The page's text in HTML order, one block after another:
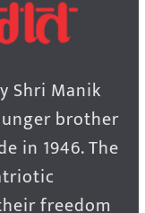
Shri Manik
brother
in 1946. The
freedom